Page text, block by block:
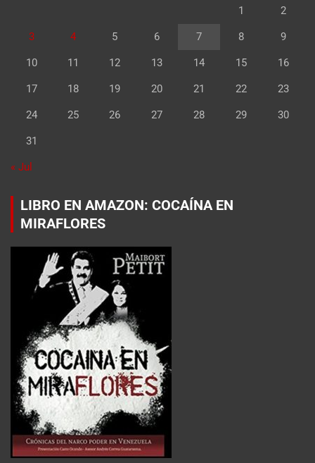
1 2
3 4 5 6 7 8 9
10 11 12 13 14 15 16
17 18 19 20 21 22 23
24 25 26 27 28 29 30
31
« Jul
LIBRO EN AMAZON: COCAÍNA EN
MIRAFLORES